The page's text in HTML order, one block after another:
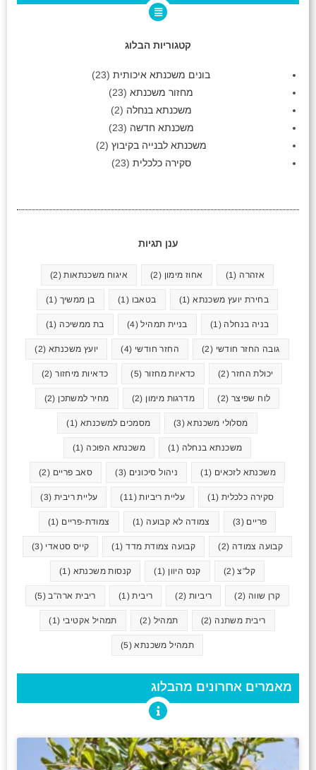
קטגוריות הבלוג
בונים משכנתא איכותית (23)
מחזור משכנתא (23)
משכנתא בנחלה (2)
משכנתא חדשה (23)
משכנתא לבנייה בקיבוץ (2)
סקירה כלכלית (23)
ענן תגיות
אזהרה (1) אחוז מימון (2) איגוח משכנתאות(2)
בחירת יועץ משכנתא(1) בטאבו (1) בן ממשיך (1)
בניה בנחלה (1) בניית תמהיל(4) בת ממשיכה (1)
גובה החזר חודשי (2) החזר חודשי (4) יועץ משכנתא (2)
יכולת החזר(2) כדאיות מחזור (5) כדאיות מיחזור(2)
לוח שפיצר (2) מדרגות מימון (2) מחיר למשתכן (2)
מסלולי משכנתא(3) מסמכים למשכנתא(1)
משכנתא בנחלה (1) משכנתא הפוכה (1)
משכנתא לזכאים (1) ניהול סיכונים (3) סאב פריים (2)
סקירה כלכלית (1) עליית ריביות(11) עליית ריבית (3)
פריים (3) צמודה לא קבועה (1) צמודת-פריים (1)
קבועה צמודה (2) קבועה צמודת מדד(1) קייס סטאדי (3)
קל"צ(2) קנס היוון (1) קנסות משכנתא (1)
קרן שווה (2) ריביות(2) ריבית(1) ריבית ארה"ב(5)
ריבית משתנה (2) תמהיל (2) תמהיל אקטיבי (1)
תמהיל משכנתא(5)
מאמרים אחרונים מהבלוג